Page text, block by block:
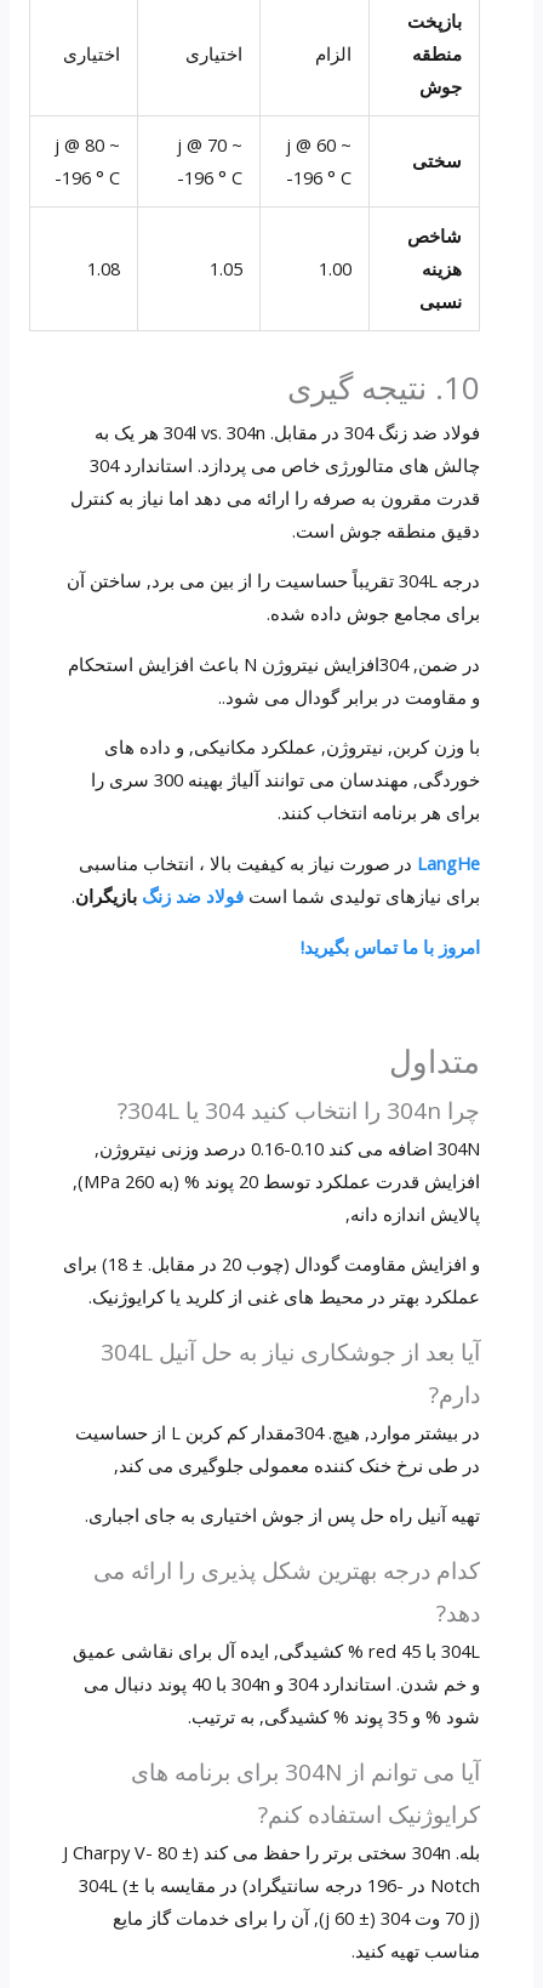
بازپخت
منطقه
جوش
الزام اختیاری اختیاری
سختی
~ 60 j @
-196 ° C
~ 70 j @
-196 ° C
~ 80 j @
-196 ° C
شاخص
هزینه
نسبی
1.00
1.05
1.08
10. نتیجه گیری
فولاد ضد زنگ 304 در مقابل. 304l vs. 304n هر یک به
چالش های متالورژی خاص می پردازد. استاندارد 304
قدرت مقرون به صرفه را ارائه می دهد اما نیاز به کنترل
دقیق منطقه جوش است.
درجه 304L تقریباً حساسیت را از بین می برد, ساختن آن
برای مجامع جوش داده شده.
در ضمن, 304افزایش نیتروژن N باعث افزایش استحکام
و مقاومت در برابر گودال می شود..
با وزن کربن, نیتروژن, عملکرد مکانیکی, و داده های
خوردگی, مهندسان می توانند آلیاژ بهینه 300 سری را
برای هر برنامه انتخاب کنند.
LangHe در صورت نیاز به کیفیت بالا ، انتخاب مناسبی
برای نیازهای تولیدی شما است فولاد ضد زنگ بازیگران.
امروز با ما تماس بگیرید!
متداول
چرا 304n را انتخاب کنید 304 یا 304L?
304N اضافه می کند 0.10-0.16 درصد وزنی نیتروژن,
افزایش قدرت عملکرد توسط 20 پوند % (به 260 MPa),
پالایش اندازه دانه,
و افزایش مقاومت گودال (چوب 20 در مقابل. ± 18) برای
عملکرد بهتر در محیط های غنی از کلرید یا کرایوژنیک.
آیا بعد از جوشکاری نیاز به حل آنیل 304L
دارم?
در بیشتر موارد, هیچ. 304مقدار کم کربن L از حساسیت
در طی نرخ خنک کننده معمولی جلوگیری می کند,
تهیه آنیل راه حل پس از جوش اختیاری به جای اجباری.
کدام درجه بهترین شکل پذیری را ارائه می
دهد?
304L با 45 red % کشیدگی, ایده آل برای نقاشی عمیق
و خم شدن. استاندارد 304 و 304n با 40 پوند دنبال می
شود % و 35 پوند % کشیدگی, به ترتیب.
آیا می توانم از 304N برای برنامه های
کرایوژنیک استفاده کنم?
بله. 304n سختی برتر را حفظ می کند (± 80 J Charpy V-
Notch در -196 درجه سانتیگراد) در مقایسه با 304L (±
70 j) وت 304 (± 60 j), آن را برای خدمات گاز مایع
مناسب تهیه کنید.